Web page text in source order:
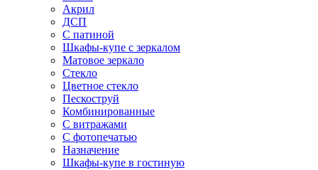
Акрил
ДСП
С патиной
Шкафы-купе с зеркалом
Матовое зеркало
Стекло
Цветное стекло
Пескоструй
Комбинированные
С витражами
С фотопечатью
Назначение
Шкафы-купе в гостиную